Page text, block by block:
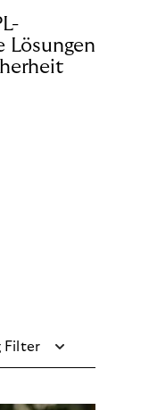
Lösungen
Filter